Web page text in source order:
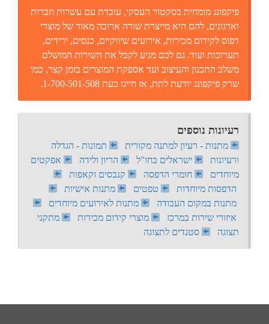
פיקפונג מומחית בסקטור העסקי, עובדת עם עשרות חברות
וארגונים, להם היא מייצרת שורה ארוכה מאוד של מוצרי
דפוס לקידום מכירות, אירועים שיווקיים, כנסים, ירידים,
תערוכות ועוד. גם לכם מגיע לקבל את השירות המושלם
משלב התכנון והעיצוב ועד אספקת המוצרים בזמן קצר, כמו
שרק פיקפונג יודעת לתת, אז חייגו כעת 1-700-501-508.
רעיונות נוספים
מתנות - רעיון למתנה מקורית
תמונות - הגדלה
ורעיונות
ישראלים בחו"ל הריון ולידה
אפקטים
מיוחדים
חומרי הדפסה
קנבסים וקאפות
הדפסות מיוחדות
טפטים
מתנות אישיות
מתנות במקום העבודה
מתנות לאירועים מיוחדים
איזורי שירות במרכז
מוצרי קידום מכירות
מתקני
תצוגה
סטנדים לתצוגה